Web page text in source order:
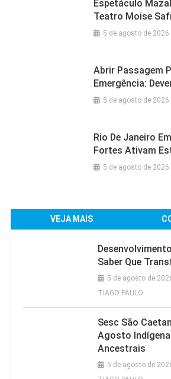
Espetáculo
Teatro Moise
5 de agosto de 2026
Abrir Passagem
Emergência:
5 de agosto de 2026
Rio De Janeiro
Fortes Ativam
5 de agosto de 2026
VEJA MAIS
Saber Que
5 de agosto de
TIAGO PAULO
Sesc São
Agosto
Ancestrais
5 de agosto de